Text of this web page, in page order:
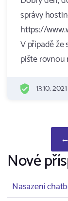
správy
https://
V případě
pište rovnou
13.10.
Nové
Nasazení